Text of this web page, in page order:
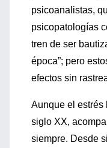
psicoanalistas,
psicopatologías
tren de ser
época”; pero
efectos sin
Aunque el estrés
siglo XX,
siempre. Desde